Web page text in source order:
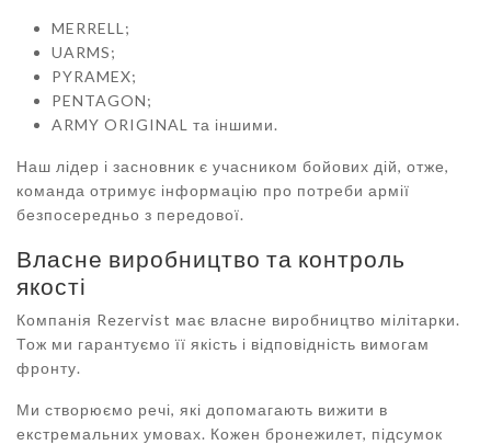
MERRELL;
UARMS;
PYRAMEX;
PENTAGON;
ARMY ORIGINAL та іншими.
Наш лідер і засновник є учасником бойових дій, отже,
команда отримує інформацію про потреби армії
безпосередньо з передової.
Власне виробництво та контроль
якості
Компанія Rezervist має власне виробництво мілітарки.
Тож ми гарантуємо її якість і відповідність вимогам
фронту.
Ми створюємо речі, які допомагають вижити в
екстремальних умовах. Кожен бронежилет, підсумок